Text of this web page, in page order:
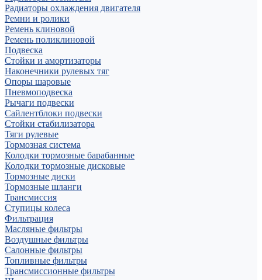
Радиаторы охлаждения двигателя
Ремни и ролики
Ремень клиновой
Ремень поликлиновой
Подвеска
Стойки и амортизаторы
Наконечники рулевых тяг
Опоры шаровые
Пневмоподвеска
Рычаги подвески
Сайлентблоки подвески
Стойки стабилизатора
Тяги рулевые
Тормозная система
Колодки тормозные барабанные
Колодки тормозные дисковые
Тормозные диски
Тормозные шланги
Трансмиссия
Ступицы колеса
Фильтрация
Масляные фильтры
Воздушные фильтры
Салонные фильтры
Топливные фильтры
Трансмиссионные фильтры